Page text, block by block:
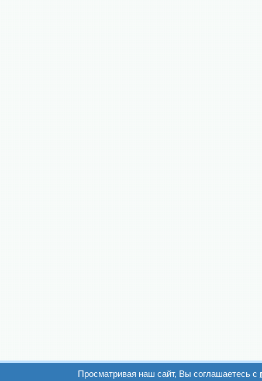
Просматривая наш сайт, Вы соглашаетесь с